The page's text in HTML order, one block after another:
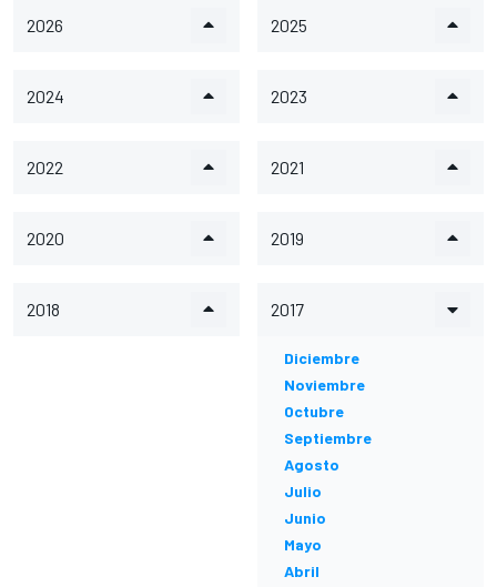
2026
2025
2024 2023
2022 2021
2020 2019
2018 2017
Diciembre
Noviembre
Octubre
Septiembre
Agosto
Julio
Junio
Mayo
Abril